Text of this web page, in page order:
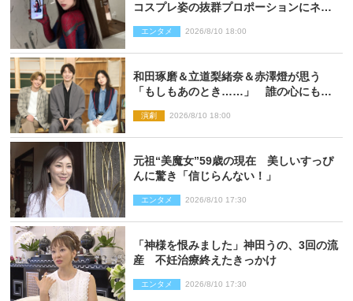
コスプレ姿の抜群プロポーションにネッ
エンタメ 2026/8/10 18:00
和田琢磨＆立道梨緒奈＆赤澤燈が思う
「もしもあのとき……」 誰の心にもあ
思い
演劇 2026/8/10 18:00
元祖“美魔女”59歳の現在 美しいすっぴ
んに驚き「信じらんない！」
エンタメ 2026/8/10 17:30
「神様を恨みました」神田うの、3回の流
産 不妊治療終えたきっかけ
エンタメ 2026/8/10 17:30